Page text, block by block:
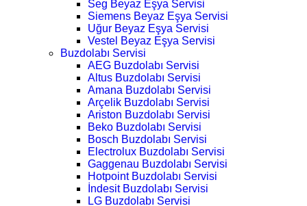
Seg Beyaz Eşya Servisi
Siemens Beyaz Eşya Servisi
Uğur Beyaz Eşya Servisi
Vestel Beyaz Eşya Servisi
Buzdolabı Servisi
AEG Buzdolabı Servisi
Altus Buzdolabı Servisi
Amana Buzdolabı Servisi
Arçelik Buzdolabı Servisi
Ariston Buzdolabı Servisi
Beko Buzdolabı Servisi
Bosch Buzdolabı Servisi
Electrolux Buzdolabı Servisi
Gaggenau Buzdolabı Servisi
Hotpoint Buzdolabı Servisi
İndesit Buzdolabı Servisi
LG Buzdolabı Servisi